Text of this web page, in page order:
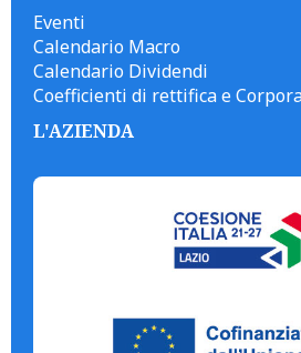
Eventi
Calendario Macro
Calendario Dividendi
Coefficienti di rettifica e
L'AZIENDA